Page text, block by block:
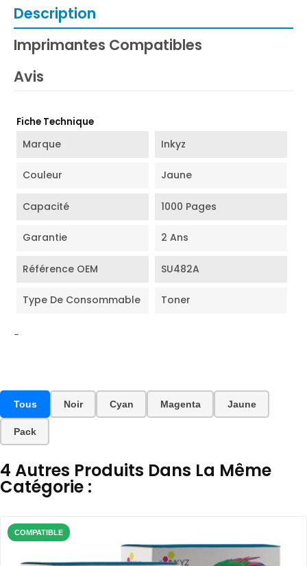
Description
Imprimantes Compatibles
Avis
Fiche Technique
Marque Inkyz
Couleur Jaune
Capacité 1000 Pages
Garantie 2 Ans
Référence OEM SU482A
Type De Consommable Toner
-
Tous Noir Cyan Magenta Jaune
Pack
4 Autres Produits Dans La Même
Catégorie :
COMPATIBLE